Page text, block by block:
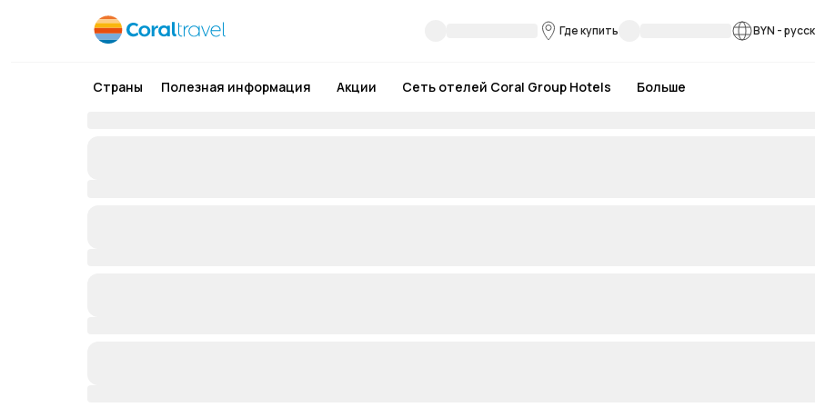
Где купить BYN -
Страны Полезная информация Акции Сеть отелей Coral Group Hotels Больше